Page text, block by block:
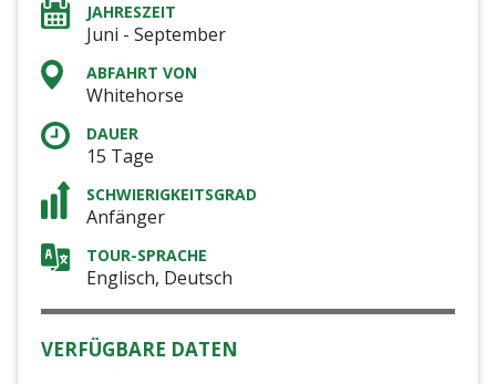
JAHRESZEIT
Juni - September
ABFAHRT VON
Whitehorse
DAUER
15 Tage
SCHWIERIGKEITSGRAD
Anfänger
TOUR-SPRACHE
Englisch, Deutsch
VERFÜGBARE DATEN